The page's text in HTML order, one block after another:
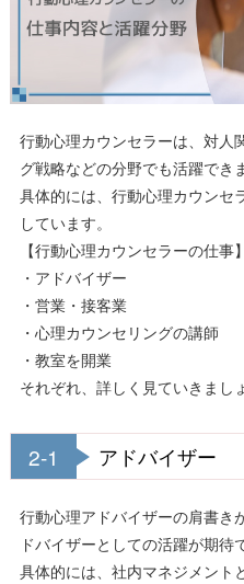
行動心理カウンセラーは、対人
グ戦略などの分野でも活躍でき
具体的には、行動心理カウンセ
しています。
【行動心理カウンセラーの仕事】
・アドバイザー
・営業・接客業
・心理カウンセリングの講師
・教室を開業
それぞれ、詳しく見ていきまし
2-1 アドバイザー
行動心理アドバイザーの肩書き
ドバイザーとしての活躍が期待
具体的には、社内マネジメント